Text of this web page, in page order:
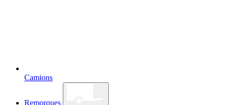
Camions
Remorques